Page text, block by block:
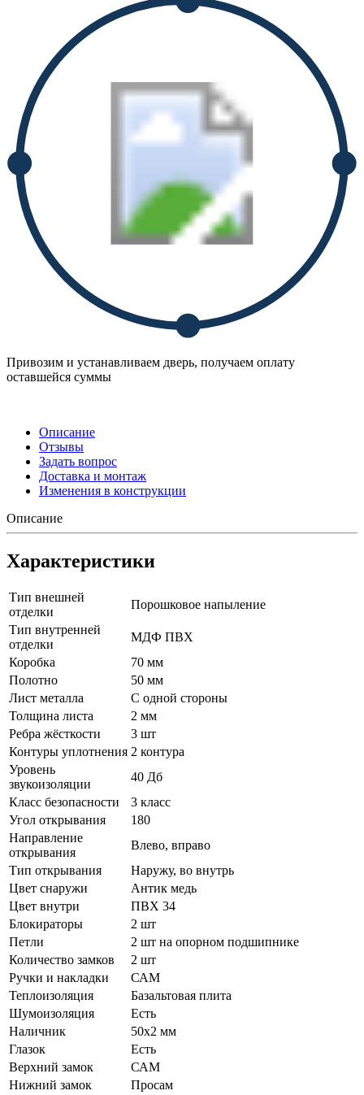
Привозим и устанавливаем дверь, получаем оплату
оставшейся суммы
Описание
Отзывы
Задать вопрос
Доставка и монтаж
Изменения в конструкции
Описание
Характеристики
Тип внешней
отделки
Порошковое напыление
Тип внутренней
отделки
МДФ ПВХ
Коробка
70 мм
Полотно
50 мм
Лист металла
С одной стороны
Толщина листа
2 мм
Ребра жёсткости
3 шт
Контуры уплотнения 2 контура
Уровень
звукоизоляции
40 Дб
Класс безопасности
3 класс
Угол открывания
180
Направление
открывания
Влево, вправо
Тип открывания
Наружу, во внутрь
Цвет снаружи
Антик медь
Цвет внутри
ПВХ 34
Блокираторы
2 шт
Петли
2 шт на опорном подшипнике
Количество замков
2 шт
Ручки и накладки
САМ
Теплоизоляция
Базальтовая плита
Шумоизоляция
Есть
Наличник
50х2 мм
Глазок
Есть
Верхний замок
САМ
Нижний замок
Просам